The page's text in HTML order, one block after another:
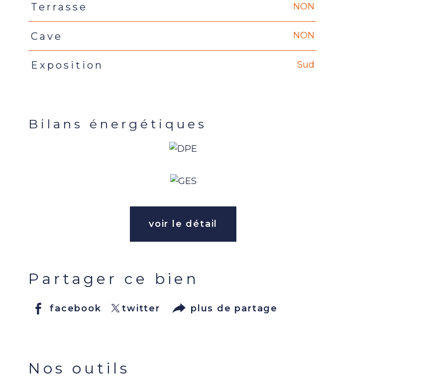
Terrasse NON
Cave NON
Exposition Sud
Bilans énergétiques
voir le détail
Partager ce bien
facebook twitter plus de partage
Nos outils